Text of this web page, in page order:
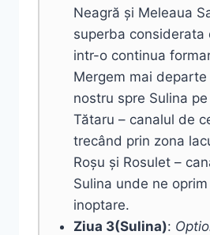
Neagră și Meleaua
superba considerata
intr-o continua
Mergem mai
nostru spre Sulina
Tătaru – canalul de
trecând prin zona
Roșu și Rosulet –
Sulina unde ne
inoptare.
Ziua 3(Sulina):